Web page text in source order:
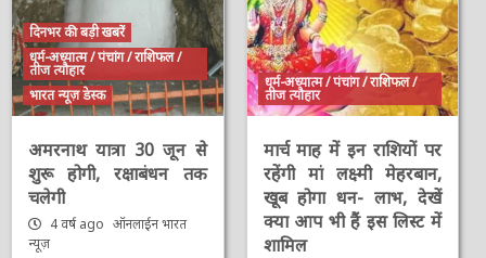
दिनभर की बड़ी खबरें
धर्म-अध्यात्म / पंचांग / राशिफल /
तीज त्यौहार
भारत न्यूज़ डेस्क
अमरनाथ यात्रा 30 जून से
शुरू होगी, रक्षाबंधन तक
चलेगी
4 वर्ष ago ऑनलाईन भारत
न्यूज़
धर्म-अध्यात्म / पंचांग / राशिफल /
तीज त्यौहार
मार्च माह में इन राशियों पर
रहेंगी मां लक्ष्मी मेहरबान,
खूब होगा धन- लाभ, देखें
क्या आप भी हैं इस लिस्ट में
शामिल